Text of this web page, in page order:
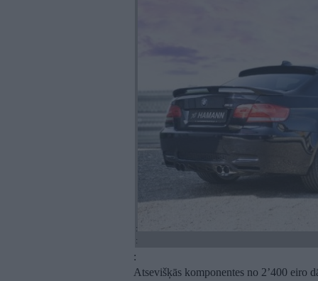
:
:
:
Atsevišķās komponentes no 2’400 eiro